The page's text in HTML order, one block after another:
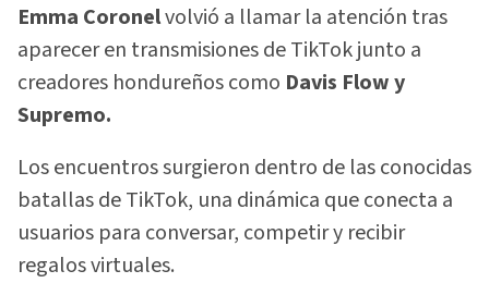
Emma Coronelvolvió a llamar la atención tras
aparecer en transmisiones de TikTok junto a
creadores hondureños como Davis Flow y
Supremo.
Los encuentros surgieron dentro de las conocidas
batallas de TikTok, una dinámica que conecta a
usuarios para conversar, competir y recibir
regalos virtuales.